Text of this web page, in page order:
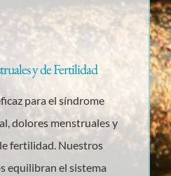
y de Fertilidad
para el síndrome
dolores menstruales y
fertilidad. Nuestros
equilibran el sistema